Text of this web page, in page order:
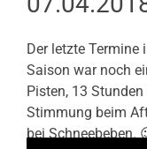
Der letzte Termine
Saison war noch
Pisten, 13
Stimmung beim
bei Schneebeben.